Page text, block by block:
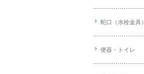
蛇口（水栓金具）
便器・トイレ